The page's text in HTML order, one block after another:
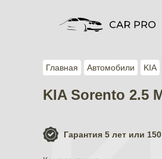
Главная Автомобили KIA
KIA Sorento 2.5
Гарантия 5 лет или